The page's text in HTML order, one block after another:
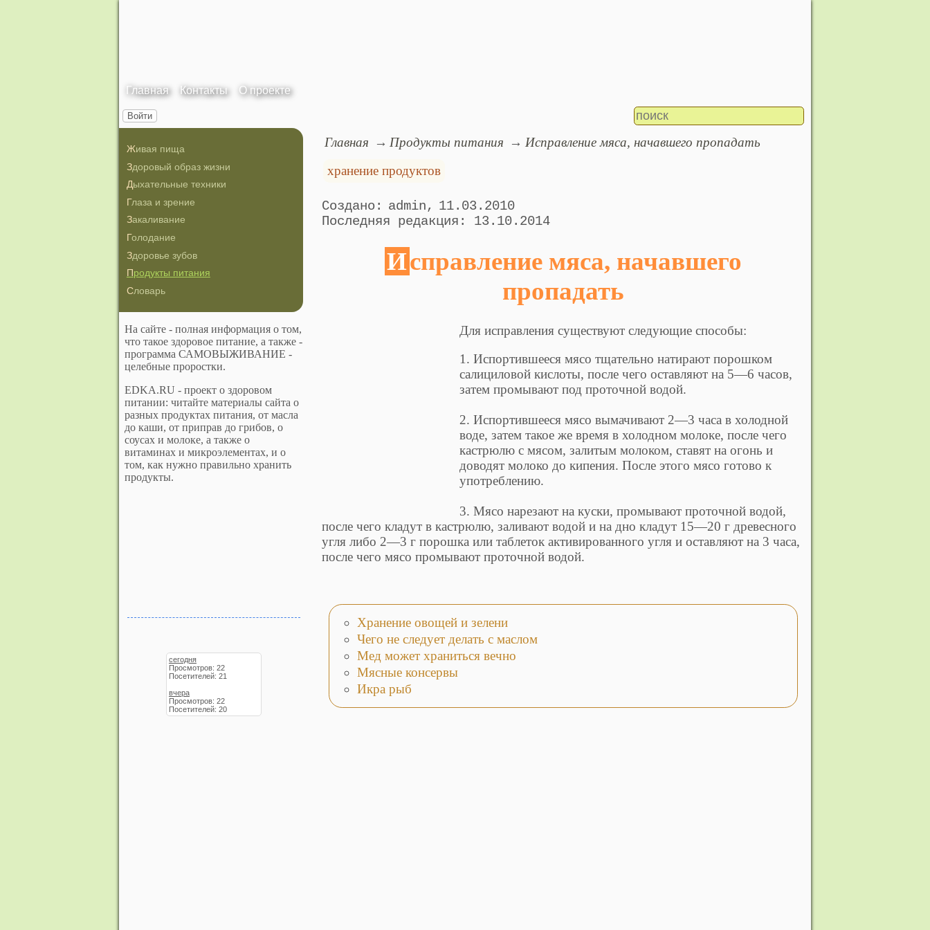
Главная Контакты О проекте
Войти
Живая пища
Здоровый образ жизни
Дыхательные техники
Глаза и зрение
Закаливание
Голодание
Здоровье зубов
Продукты питания
Словарь
На сайте - полная информация о том,
что такое здоровое питание, а также -
программа САМОВЫЖИВАНИЕ -
целебные проростки.
EDKA.RU - проект о здоровом
питании: читайте материалы сайта о
разных продуктах питания, от масла
до каши, от приправ до грибов, о
соусах и молоке, а также о
витаминах и микроэлементах, и о
том, как нужно правильно хранить
продукты.
сегодня
Просмотров: 22
Посетителей: 21
вчера
Просмотров: 22
Посетителей: 20
Главная Продукты питания
Исправление мяса, начавшего пропадать
хранение продуктов
admin
11.03.2010
13.10.2014
Исправление мяса, начавшего
пропадать
Для исправления существуют следующие способы:
1. Испортившееся мясо тщательно натирают порошком
салициловой кислоты, после чего оставляют на 5—6 часов,
затем промывают под проточной водой.
2. Испортившееся мясо вымачивают 2—3 часа в холодной
воде, затем такое же время в холодном молоке, после чего
кастрюлю с мясом, залитым молоком, ставят на огонь и
доводят молоко до кипения. После этого мясо готово к
употреблению.
3. Мясо нарезают на куски, промывают проточной водой,
после чего кладут в кастрюлю, заливают водой и на дно кладут 15—20 г древесного
угля либо 2—3 г порошка или таблеток активированного угля и оставляют на 3 часа,
после чего мясо промывают проточной водой.
Хранение овощей и зелени
Чего не следует делать с маслом
Мед может храниться вечно
Мясные консервы
Икра рыб